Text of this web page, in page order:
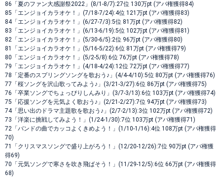
86「夏のファン大感謝祭2022」(8/1-8/7):27位 130万pt (アバ権獲得84)
85「エンジョイカラオケ！」(7/18-7/24):4位 121万pt (アバ権獲得83)
84「エンジョイカラオケ！」(6/27-7/3):5位 81万pt (アバ権獲得82)
83「エンジョイカラオケ！」(6/13-6/19):5位 102万pt (アバ権獲得81)
82「エンジョイカラオケ！」(5/30-6/5):2位 96万pt (アバ権獲得80)
81「エンジョイカラオケ！」(5/16-5/22):6位 81万pt (アバ権獲得79)
80「エンジョイカラオケ！」(5/2-5/8):6位 76万pt (アバ権獲得78)
79「エンジョイカラオケ！」(4/18-4/24):12位 72万pt (アバ権獲得77)
78「定番のスプリングソングを歌おう♪」(4/4-4/10):5位 80万pt (アバ権獲得76)
77「桜ソングを沢山歌ってみよう♪」(3/21-3/27):6位 86万pt (アバ権獲得75)
76「卒業ソングでちょっぴりしんみり」(3/7-3/13):6位 103万pt (アバ権獲得74)
75「応援ソングを元気よく歌おう♪」(2/21-2/27):7位 94万pt (アバ権獲得73)
74「思い出のドラマ主題歌を歌おう♪」(2/7-2/13):3位 102万pt (アバ権獲得72)
73「洋楽に挑戦してみよう！」(1/24-1/30):7位 103万pt (アバ権獲得71)
72「バンドの曲でカッコよくきめよう！」(1/10-1/16):4位 108万pt (アバ権獲得
70)
71「クリスマスソングで盛り上がろう！」(12/20-12/26):7位 90万pt (アバ権獲
得69)
70「元気ソングで寒さを吹き飛ばそう！」(11/29-12/5):6位 66万pt (アバ権獲得
68)